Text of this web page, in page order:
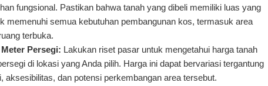
fungsional. Pastikan bahwa tanah yang dibeli memiliki luas yang
memenuhi semua kebutuhan pembangunan kos, termasuk area
terbuka.
Meter Persegi: Lakukan riset pasar untuk mengetahui harga tanah
di lokasi yang Anda pilih. Harga ini dapat bervariasi tergantung
aksesibilitas, dan potensi perkembangan area tersebut.